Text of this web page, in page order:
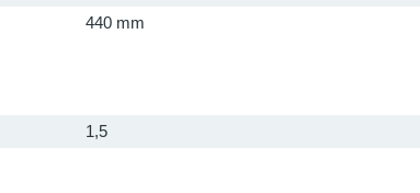
440 mm
1,5